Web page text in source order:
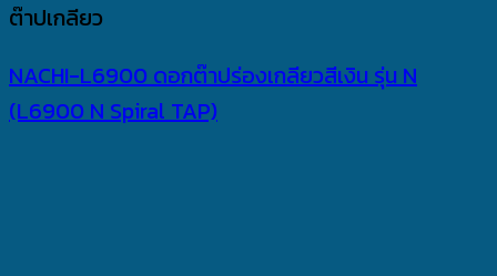
ต๊าปเกลียว
NACHI-L6900 ดอกต๊าปร่องเกลียวสีเงิน รุ่น N
(L6900 N Spiral TAP)